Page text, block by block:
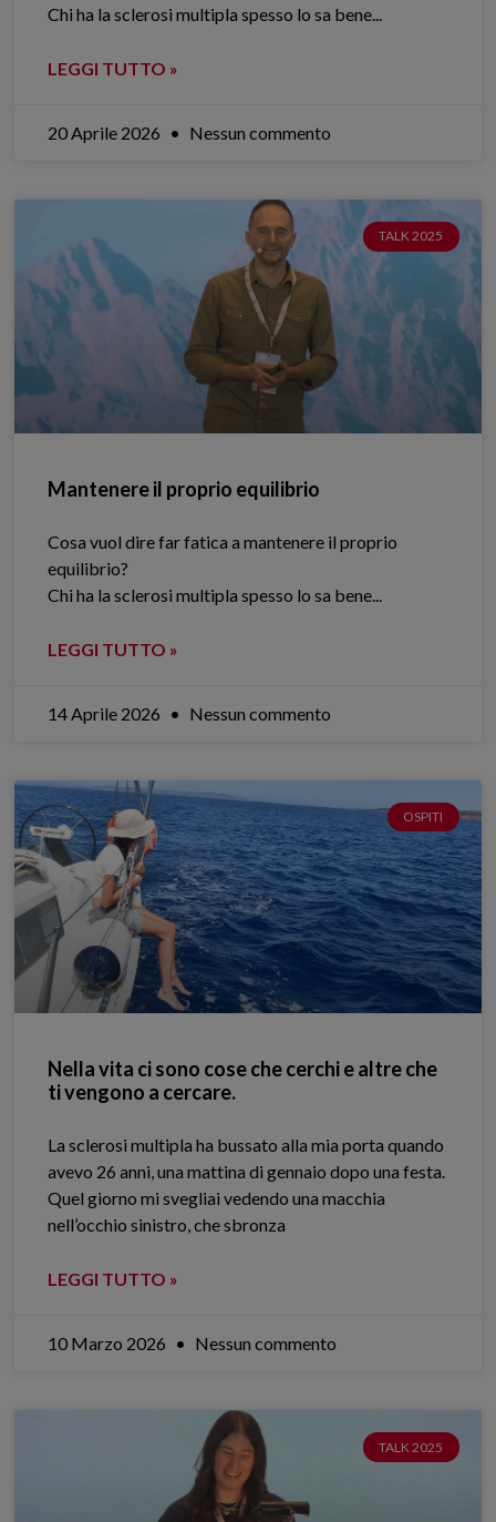
Chi ha la sclerosi multipla spesso lo sa bene.​..
LEGGI TUTTO »
20 Aprile 2026 Nessun commento
TALK 2025
Mantenere il proprio equilibrio
Cosa vuol dire far fatica a mantenere il proprio
equilibrio?
Chi ha la sclerosi multipla spesso lo sa bene.​..
LEGGI TUTTO »
14 Aprile 2026 Nessun commento
OSPITI
Nella vita ci sono cose che cerchi e altre che
ti vengono a cercare.
La sclerosi multipla ha bussato alla mia porta quando
avevo 26 anni, una mattina di gennaio dopo una festa.
Quel giorno mi svegliai vedendo una macchia
nell’occhio sinistro, che sbronza
LEGGI TUTTO »
10 Marzo 2026 Nessun commento
TALK 2025